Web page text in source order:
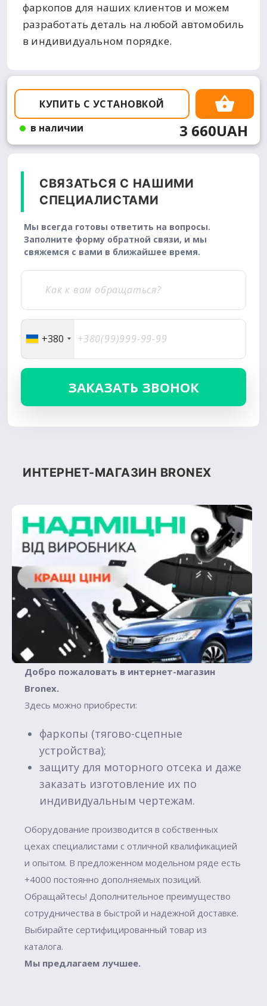
фаркопов для наших клиентов и можем
разработать деталь на любой автомобиль
в индивидуальном порядке.
КУПИТЬ С УСТАНОВКОЙ
в наличии
3 660UAH
СВЯЗАТЬСЯ С НАШИМИ
СПЕЦИАЛИСТАМИ
Мы всегда готовы ответить на вопросы.
Заполните форму обратной связи, и мы
свяжемся с вами в ближайшее время.
+380
ИНТЕРНЕТ-МАГАЗИН BRONEX
Добро пожаловать в интернет-магазин
Вronex.
Здесь можно приобрести:
фаркопы (тягово-сцепные
устройства);
защиту для моторного отсека и даже
заказать изготовление их по
индивидуальным чертежам.
Оборудование производится в собственных
цехах специалистами с отличной квалификацией
и опытом. В предложенном модельном ряде есть
+4000 постоянно дополняемых позиций.
Обращайтесь! Дополнительное преимущество
сотрудничества в быстрой и надежной доставке.
Выбирайте сертифицированный товар из
каталога.
Мы предлагаем лучшее.